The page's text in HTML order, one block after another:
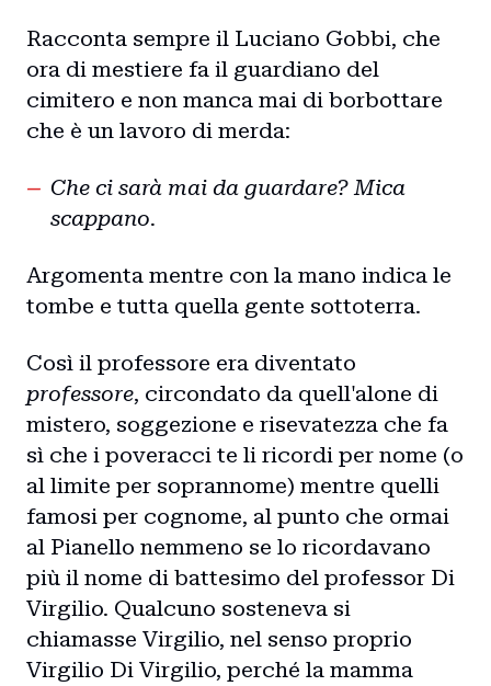
Racconta sempre il Luciano Gobbi, che
ora di mestiere fa il guardiano del
cimitero e non manca mai di borbottare
che è un lavoro di merda:
Che ci sarà mai da guardare? Mica
scappano.
Argomenta mentre con la mano indica le
tombe e tutta quella gente sottoterra.
Così il professore era diventato
professore, circondato da quell'alone di
mistero, soggezione e risevatezza che fa
sì che i poveracci te li ricordi per nome (o
al limite per soprannome) mentre quelli
famosi per cognome, al punto che ormai
al Pianello nemmeno se lo ricordavano
più il nome di battesimo del professor Di
Virgilio. Qualcuno sosteneva si
chiamasse Virgilio, nel senso proprio
Virgilio Di Virgilio, perché la mamma